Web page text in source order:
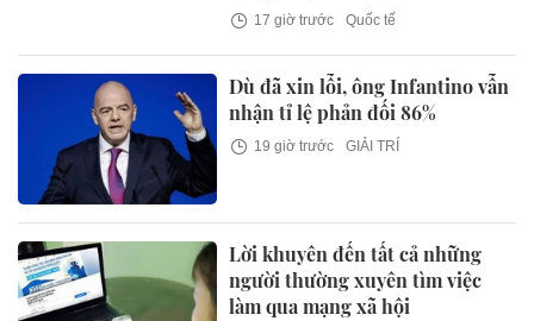
17 giờ trước Quốc tế
Dù đã xin lỗi, ông Infantino vẫn
nhận tỉ lệ phản đối 86%
19 giờ trước GIẢI TRÍ
Lời khuyên đến tất cả những
người thường xuyên tìm việc
làm qua mạng xã hội